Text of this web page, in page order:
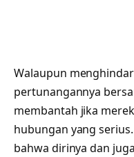
Walaupun
pertunangannya
membantah jika
hubungan yang
bahwa dirinya dan